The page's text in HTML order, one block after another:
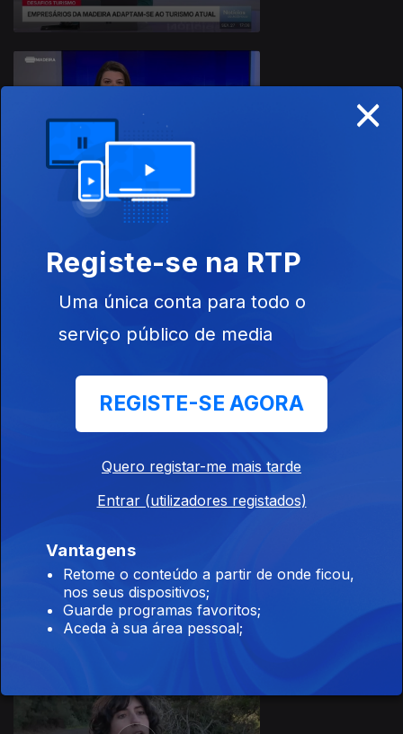
25 fev. 2026
24 fev. 2026
23 fev. 2026
×
Registe-se na RTP
Uma única conta para todo o
serviço público de media
REGISTE-SE AGORA
Quero registar-me mais tarde
Entrar (utilizadores registados)
Vantagens
Retome o conteúdo a partir de onde ficou,
nos seus dispositivos;
Guarde programas favoritos;
Aceda à sua área pessoal;